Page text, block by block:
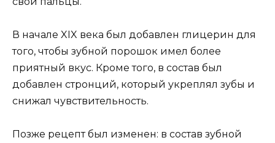
В начале XIX века был добавлен глицерин для
того, чтобы зубной порошок имел более
приятный вкус. Кроме того, в состав был
добавлен стронций, который укреплял зубы и
снижал чувствительность.
Позже рецепт был изменен: в состав зубной